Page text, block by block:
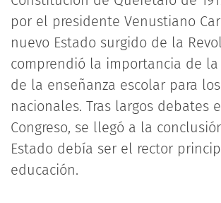
por el presidente Venustiano
nuevo Estado surgido de la
comprendió la importancia de
de la enseñanza escolar para
nacionales. Tras largos debates
Congreso, se llegó a la
Estado debía ser el rector
educación.